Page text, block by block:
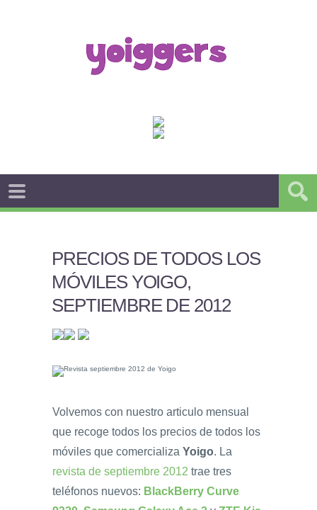
PRECIOS DE TODOS LOS
MÓVILES YOIGO,
SEPTIEMBRE DE 2012
Volvemos con nuestro articulo mensual
que recoge todos los precios de todos los
móviles que comercializa Yoigo. La
revista de septiembre 2012 trae tres
teléfonos nuevos: BlackBerry Curve